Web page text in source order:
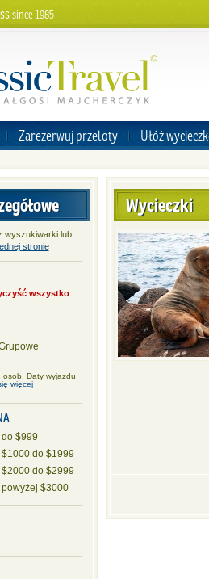
since 1985
Zarezerwuj przeloty Ułóż
Wycieczki
wyszukiwarki lub
stronie
wszystko
Daty wyjazdu
więcej
do $999
$1000 do $1999
$2000 do $2999
powyżej $3000